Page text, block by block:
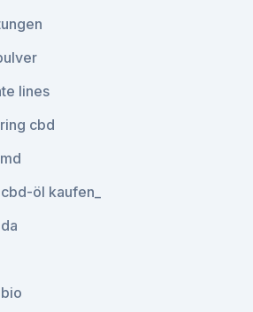
lines
cbd
öl kaufen_